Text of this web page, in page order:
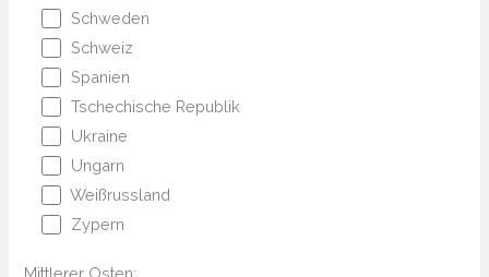
Schweden
Schweiz
Spanien
Tschechische Republik
Ukraine
Ungarn
Weißrussland
Zypern
Mittlerer Osten: